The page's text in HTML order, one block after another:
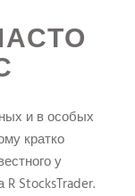
и в особых
кратко
у
StocksTrader.